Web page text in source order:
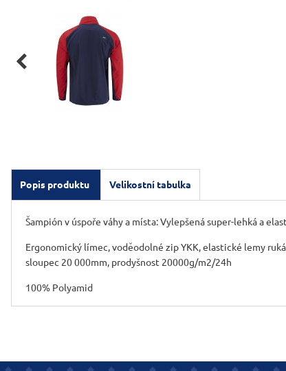

Popis produktu Velikostní tabulka
Šampión v úspoře váhy a místa: Vylepšená super-lehká a
Ergonomický límec, voděodolné zip YKK, elastické lemy
sloupec 20 000mm, prodyšnost 20000g/m2/24h
100% Polyamid